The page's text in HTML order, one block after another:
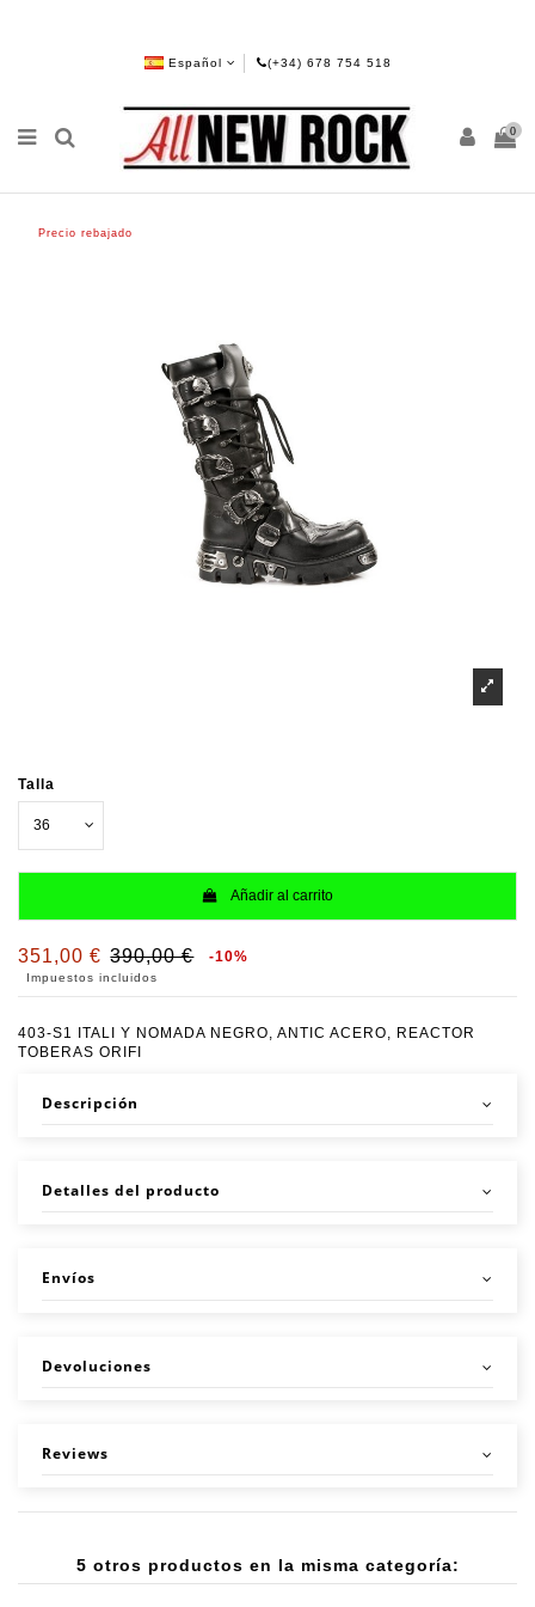
Español (+34) 678 754 518
0
Precio rebajado
Talla
Añadir al carrito
351,00 € 390,00 € -10%
Impuestos incluidos
403-S1 ITALI Y NOMADA NEGRO, ANTIC ACERO, REACTOR
TOBERAS ORIFI
Descripción
Detalles del producto
Envíos
Devoluciones
Reviews
5 otros productos en la misma categoría: